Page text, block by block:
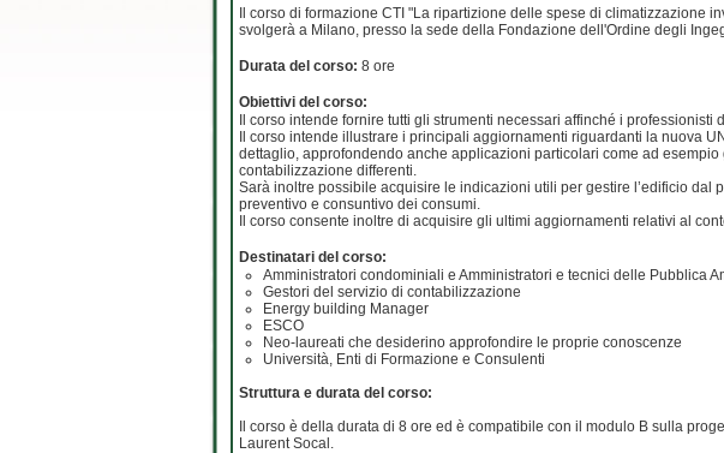
Il corso di formazione CTI "La ripartizione delle spese di climatizzazione
svolgerà a Milano, presso la sede della Fondazione dell'Ordine degli
Durata del corso: 8 ore
Obiettivi del corso:
Il corso intende fornire tutti gli strumenti necessari affinché i
Il corso intende illustrare i principali aggiornamenti riguardanti la nuova
dettaglio, approfondendo anche applicazioni particolari come ad
contabilizzazione differenti.
Sarà inoltre possibile acquisire le indicazioni utili per gestire l’edificio
preventivo e consuntivo dei consumi.
Il corso consente inoltre di acquisire gli ultimi aggiornamenti relativi al
Destinatari del corso:
Amministratori condominiali e Amministratori e tecnici delle Pubblica
Gestori del servizio di contabilizzazione
Energy building Manager
ESCO
Neo-laureati che desiderino approfondire le proprie conoscenze
Università, Enti di Formazione e Consulenti
Struttura e durata del corso:
Il corso è della durata di 8 ore ed è compatibile con il modulo B sulla
Laurent Socal.